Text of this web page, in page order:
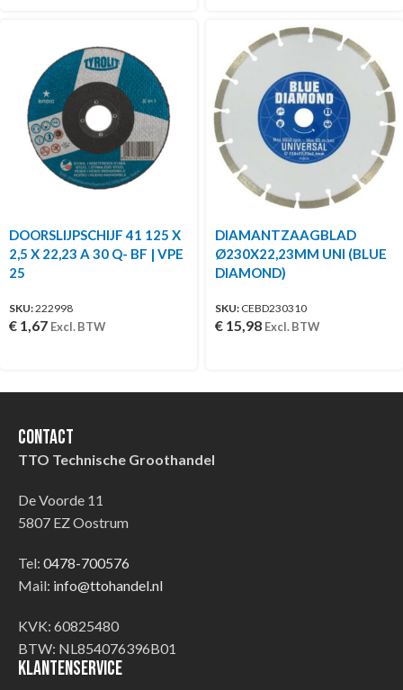
DOORSLIJPSCHIJF 41 125 X
2,5 X 22,23 A 30 Q- BF | VPE
25
SKU:222998
€ 1,67 Excl. BTW
DIAMANTZAAGBLAD
Ø230X22,23MM UNI (BLUE
DIAMOND)
SKU: CEBD230310
€ 15,98 Excl. BTW
Contact
TTO Technische Groothandel
De Voorde 11
5807 EZ Oostrum
Tel: 0478-700576
Mail: info@ttohandel.nl
KVK: 60825480
BTW: NL854076396B01
Klantenservice